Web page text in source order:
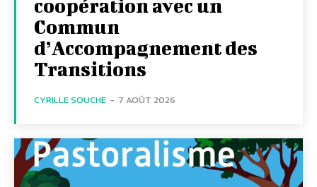
coopération avec un
Commun
d’Accompagnement des
Transitions
CYRILLE SOUCHE - 7 AOÛT 2026